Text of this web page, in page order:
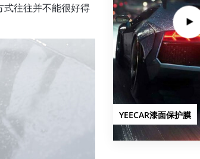
式往往并不能很好得
YEECAR漆面保护膜